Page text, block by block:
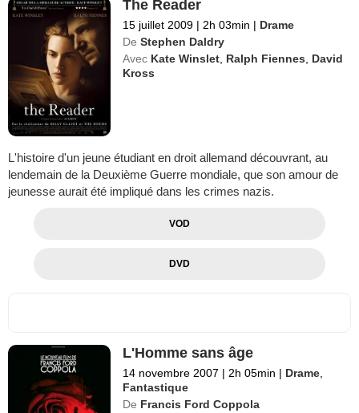
The Reader
15 juillet 2009 | 2h 03min | Drame
De Stephen Daldry
Avec Kate Winslet, Ralph Fiennes, David
Kross
L'histoire d'un jeune étudiant en droit allemand découvrant, au
lendemain de la Deuxième Guerre mondiale, que son amour de
jeunesse aurait été impliqué dans les crimes nazis.
VOD
DVD
L'Homme sans âge
14 novembre 2007 | 2h 05min | Drame
Fantastique
De Francis Ford Coppola